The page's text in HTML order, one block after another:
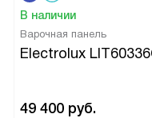
В наличии
Варочная панель
Electrolux
49 400 руб.